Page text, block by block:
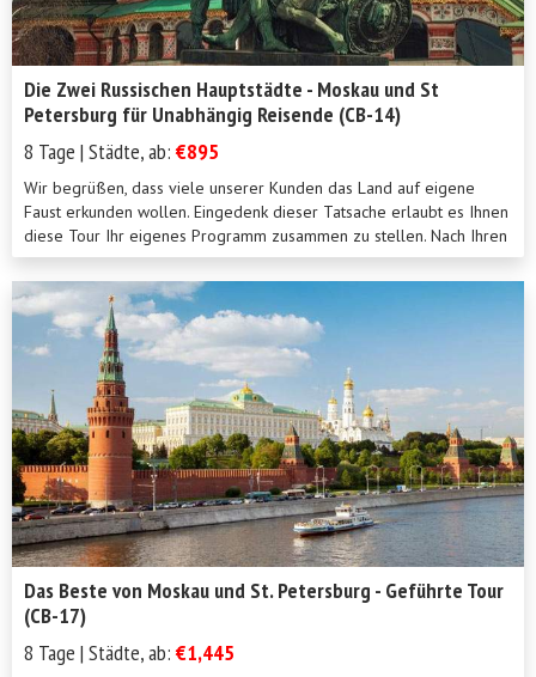
Die Zwei Russischen Hauptstädte - Moskau und St
Petersburg für Unabhängig Reisende (CB-14)
8 Tage | Städte, ab:€895
Wir begrüßen, dass viele unserer Kunden das Land auf eigene
Faust erkunden wollen. Eingedenk dieser Tatsache erlaubt es Ihnen
diese Tour Ihr eigenes Programm zusammen zu stellen. Nach Ihren
Angaben w...
Das Beste von Moskau und St. Petersburg - Geführte Tour
(CB-17)
8 Tage | Städte, ab:€1,445